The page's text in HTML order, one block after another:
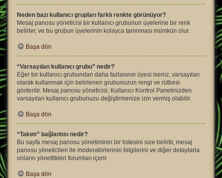
Neden bazı kullanıcı grupları farklı renkte görünüyor?
Mesaj panosu yöneticisi bir kullanıcı grubunun üyelerine bir renk
belirler, ve bu grubun üyelerinin kolayca tanınması mümkün olur.
Başa dön
“Varsayılan kullanıcı grubu” nedir?
Eğer bir kullanıcı grubundan daha fazlasının üyesi iseniz, varsayılan
olarak kullanmak için belirlenen grubunuzun rengi ve rütbesi
gösterilir. Mesaj panosu yöneticisi, Kullanıcı Kontrol Panelinizden
varsayılan kullanıcı grubunuzu değiştirmenize izin vermiş olabilir.
Başa dön
“Takım” bağlantısı nedir?
Bu sayfa mesaj panosu yönetiminin bir listesini size belirtir, mesaj
panosu yöneticileri ile moderatörlerinin bilgilerini ve diğer detaylarla
onların yönettikleri forumları içerir.
Başa dön